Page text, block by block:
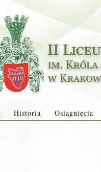
Historia Osiągnięcia